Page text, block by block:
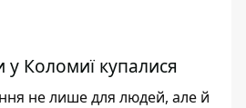
Коломиї купалися
не лише для людей, але й